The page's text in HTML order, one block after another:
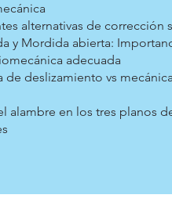
alternativas de corrección
y Mordida abierta:
adecuada
deslizamiento vs
alambre en los tres planos